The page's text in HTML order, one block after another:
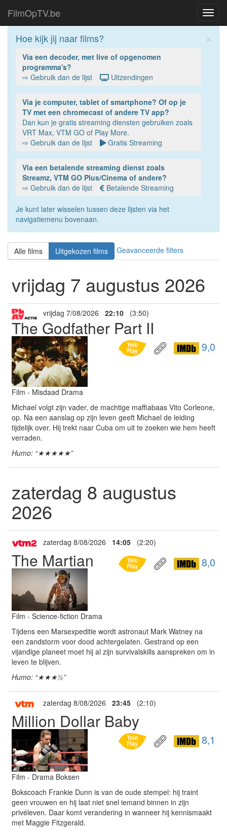
FilmOpTV.be
×
Hoe kijk jij naar films?
Via een decoder, met live of opgenomen
programma's?
⇨ Gebruik dan de lijst
Uitzendingen
Via je computer, tablet of smartphone? Of op je
TV met een chromecast of andere TV app?
Dan kun je gratis streaming diensten gebruiken zoals
VRT Max, VTM GO of Play More.
⇨ Gebruik dan de lijst
Gratis Streaming
Via een betalende streaming dienst zoals
Streamz, VTM GO Plus/Cinema of andere?
⇨ Gebruik dan de lijst
Betalende Streaming
Je kunt later wisselen tussen deze lijsten via het
navigatiemenu bovenaan.
Alle films Uitgekozen films Geavanceerde filters
vrijdag 7 augustus 2026
vrijdag 7/08/2026 22:10 (3:50)
The Godfather Part II
9,0
Film - Misdaad Drama
Michael volgt zijn vader, de machtige maffiabaas Vito Corleone,
op. Na een aanslag op zijn leven geeft Michael de leiding
tijdelijk over. Hij trekt naar Cuba om uit te zoeken wie hem heeft
verraden.
Humo: “★★★★★”
zaterdag 8 augustus
2026
zaterdag 8/08/2026 14:05 (2:20)
The Martian 8,0
Film - Science-fiction Drama
Tijdens een Marsexpeditie wordt astronaut Mark Watney na
een zandstorm voor dood achtergelaten. Gestrand op een
vijandige planeet moet hij al zijn survivalskills aanspreken om in
leven te blijven.
Humo: “★★★½”
zaterdag 8/08/2026 23:45 (2:10)
Million Dollar Baby
8,1
Film - Drama Boksen
Bokscoach Frankie Dunn is van de oude stempel: hij traint
geen vrouwen en hij laat niet snel iemand binnen in zijn
privéleven. Daar komt verandering in wanneer hij kennismaakt
met Maggie Fitzgerald.